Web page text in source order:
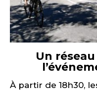
Un
À partir de 18h30,